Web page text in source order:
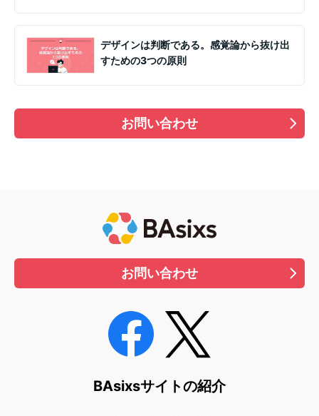
デザインは判断である。感覚論から抜け出
すための3つの原則
お問い合わせ
お問い合わせ
BAsixsサイトの紹介